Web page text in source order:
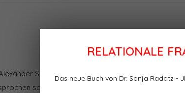
RELATIONALE
Das neue Buch von Dr. Sonja Radatz -
Schieffer Das klassische Verständnis von
schwierig aufrechterhalten in Zeiten, in